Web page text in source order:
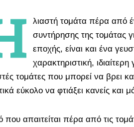
λιαστή τομάτα πέρα από
συντήρησης της τομάτας
εποχής, είναι και ένα
χαρακτηριστική,
τομάτες που μπορεί να βρει
εύκολο να φτιάξει κανείς και
που απαιτείται πέρα από τις